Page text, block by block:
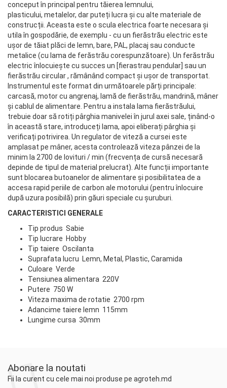
conceput în principal pentru tăierea lemnului,
plasticului, metalelor, dar puteți lucra și cu alte materiale de
construcții. Aceasta este o scula electrica foarte necesara și
utila în gospodărie, de exemplu - cu un fierăstrău electric este
ușor de tăiat plăci de lemn, bare, PAL, placaj sau conducte
metalice (cu lama de ferăstrău corespunzătoare). Un ferăstrău
electric înlocuiește cu succes un [fierastrau pendular] sau un
fierăstrău circular , rămânând compact și ușor de transportat.
Instrumentul este format din următoarele părți principale:
carcasă, motor cu angrenaj, lamă de fierăstrău, mandrină, mâner
și cablul de alimentare. Pentru a instala lama fierăstrăului,
trebuie doar să rotiți pârghia manivelei în jurul axei sale, ținând-o
în această stare, introduceți lama, apoi eliberați pârghia și
verificați potrivirea. Un regulator de viteză a cursei este
amplasat pe mâner, acesta controlează viteza pânzei de la
minim la 2700 de lovituri / min (frecvența de cursă necesară
depinde de tipul de material prelucrat). Alte funcții importante
sunt blocarea butoanelor de alimentare și posibilitatea de a
accesa rapid periile de carbon ale motorului (pentru înlocuire
după uzura posibilă) prin găuri speciale cu șuruburi.
CARACTERISTICI GENERALE
Tip produs Sabie
Tip lucrare Hobby
Tip taiere Oscilanta
Suprafata lucru Lemn, Metal, Plastic, Caramida
Culoare Verde
Tensiunea alimentara 220V
Putere 750 W
Viteza maxima de rotatie 2700 rpm
Adancime taiere lemn 115mm
Lungime cursa 30mm
Abonare la noutati
Fii la curent cu cele mai noi produse pe agroteh.md